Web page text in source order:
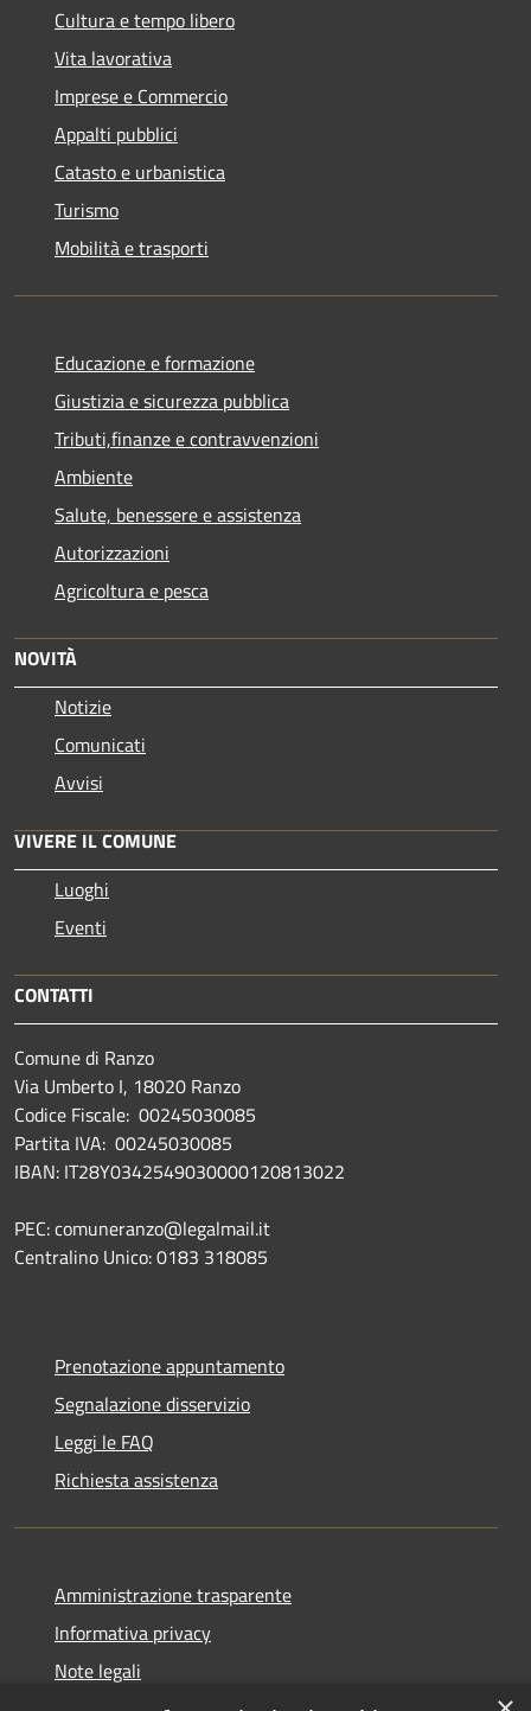
Cultura e tempo libero
Vita lavorativa
Imprese e Commercio
Appalti pubblici
Catasto e urbanistica
Turismo
Mobilità e trasporti
Educazione e formazione
Giustizia e sicurezza pubblica
Tributi,finanze e contravvenzioni
Ambiente
Salute, benessere e assistenza
Autorizzazioni
Agricoltura e pesca
NOVITÀ
Notizie
Comunicati
Avvisi
VIVERE IL COMUNE
Luoghi
Eventi
CONTATTI
Comune di Ranzo
Via Umberto I, 18020 Ranzo
Codice Fiscale: 00245030085
Partita IVA: 00245030085
IBAN: IT28Y0342549030000120813022
PEC: comuneranzo@legalmail.it
Centralino Unico: 0183 318085
Prenotazione appuntamento
Segnalazione disservizio
Leggi le FAQ
Richiesta assistenza
Amministrazione trasparente
Informativa privacy
Note legali